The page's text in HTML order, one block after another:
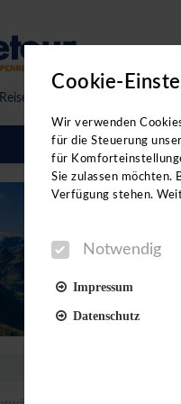
Reisethemen
Cookie-
Wir verwenden
für die Steuerung
für
Sie zulassen möchten.
Verfügung stehen.
Notwendig
Impressum
Datenschutz